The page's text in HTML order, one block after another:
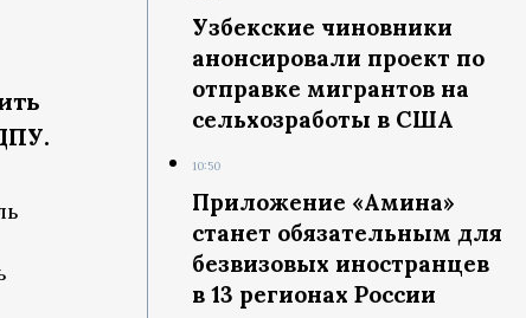
Узбекские чиновники
анонсировали проект по
отправке мигрантов на
сельхозработы в США
10:50
Приложение «Амина»
станет обязательным для
безвизовых иностранцев
в 13 регионах России